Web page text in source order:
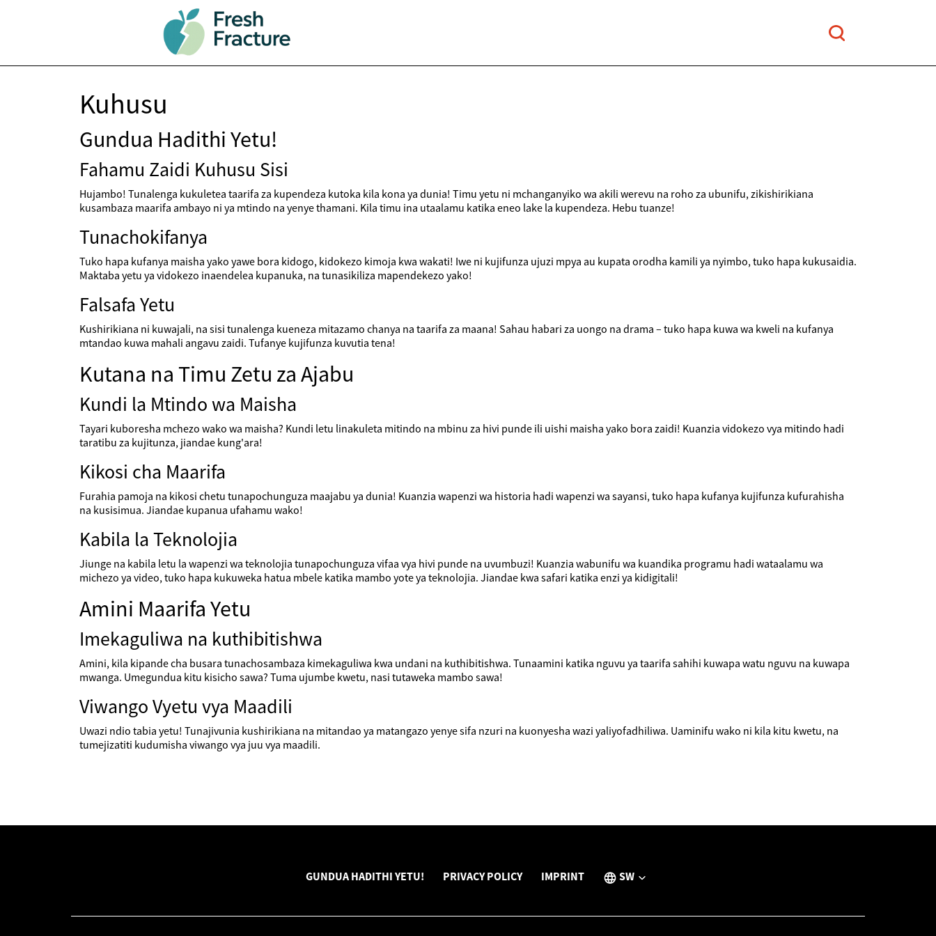
Kuhusu
Gundua Hadithi Yetu!
Fahamu Zaidi Kuhusu Sisi
Hujambo! Tunalenga kukuletea taarifa za kupendeza kutoka kila kona ya dunia! Timu yetu ni mchanganyiko wa akili werevu na roho za ubunifu, zikishirikiana
kusambaza maarifa ambayo ni ya mtindo na yenye thamani. Kila timu ina utaalamu katika eneo lake la kupendeza. Hebu tuanze!
Tunachokifanya
Tuko hapa kufanya maisha yako yawe bora kidogo, kidokezo kimoja kwa wakati! Iwe ni kujifunza ujuzi mpya au kupata orodha kamili ya nyimbo, tuko hapa kukusaidia.
Maktaba yetu ya vidokezo inaendelea kupanuka, na tunasikiliza mapendekezo yako!
Falsafa Yetu
Kushirikiana ni kuwajali, na sisi tunalenga kueneza mitazamo chanya na taarifa za maana! Sahau habari za uongo na drama – tuko hapa kuwa wa kweli na kufanya
mtandao kuwa mahali angavu zaidi. Tufanye kujifunza kuvutia tena!
Kutana na Timu Zetu za Ajabu
Kundi la Mtindo wa Maisha
Tayari kuboresha mchezo wako wa maisha? Kundi letu linakuleta mitindo na mbinu za hivi punde ili uishi maisha yako bora zaidi! Kuanzia vidokezo vya mitindo hadi
taratibu za kujitunza, jiandae kung'ara!
Kikosi cha Maarifa
Furahia pamoja na kikosi chetu tunapochunguza maajabu ya dunia! Kuanzia wapenzi wa historia hadi wapenzi wa sayansi, tuko hapa kufanya kujifunza kufurahisha
na kusisimua. Jiandae kupanua ufahamu wako!
Kabila la Teknolojia
Jiunge na kabila letu la wapenzi wa teknolojia tunapochunguza vifaa vya hivi punde na uvumbuzi! Kuanzia wabunifu wa kuandika programu hadi wataalamu wa
michezo ya video, tuko hapa kukuweka hatua mbele katika mambo yote ya teknolojia. Jiandae kwa safari katika enzi ya kidigitali!
Amini Maarifa Yetu
Imekaguliwa na kuthibitishwa
Amini, kila kipande cha busara tunachosambaza kimekaguliwa kwa undani na kuthibitishwa. Tunaamini katika nguvu ya taarifa sahihi kuwapa watu nguvu na kuwapa
mwanga. Umegundua kitu kisicho sawa? Tuma ujumbe kwetu, nasi tutaweka mambo sawa!
Viwango Vyetu vya Maadili
Uwazi ndio tabia yetu! Tunajivunia kushirikiana na mitandao ya matangazo yenye sifa nzuri na kuonyesha wazi yaliyofadhiliwa. Uaminifu wako ni kila kitu kwetu, na
tumejizatiti kudumisha viwango vya juu vya maadili.
GUNDUA HADITHI YETU! PRIVACY POLICY IMPRINT SW